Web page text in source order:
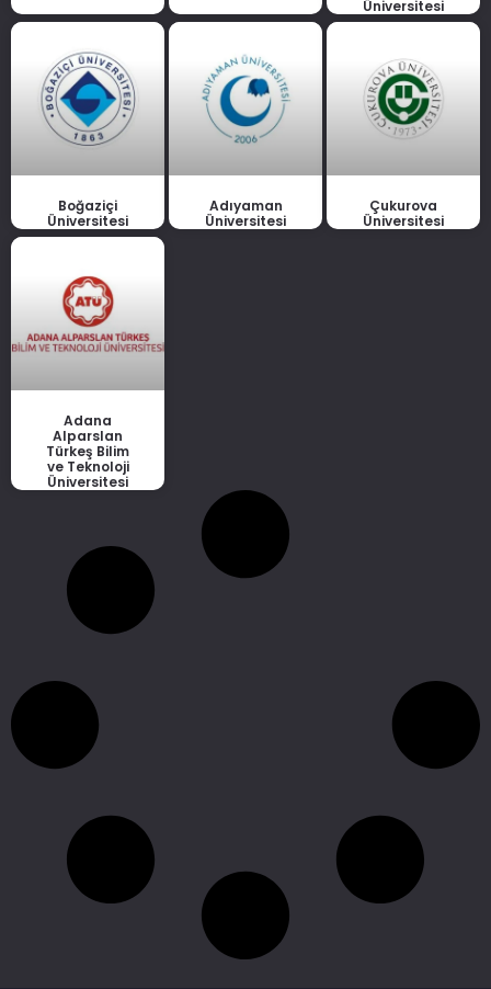
Üniversitesi
Boğaziçi
Üniversitesi
Adıyaman
Üniversitesi
Çukurova
Üniversitesi
Adana
Alparslan
Türkeş Bilim
ve Teknoloji
Üniversitesi